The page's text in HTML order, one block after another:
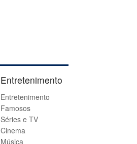
Entretenimento
Entretenimento
Famosos
Séries e TV
Cinema
Música